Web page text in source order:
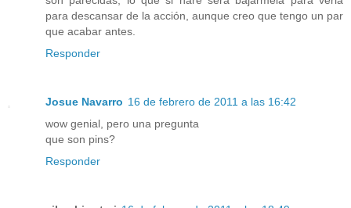
para descansar de la acción, aunque creo que tengo un par
que acabar antes.
Responder
Josue Navarro 16 de febrero de 2011 a las 16:42
wow genial, pero una pregunta
que son pins?
Responder